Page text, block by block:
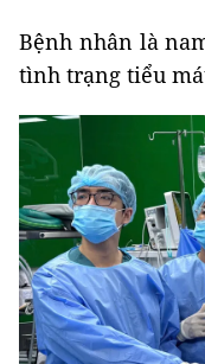
Bệnh nhân là
tình trạng tiểu